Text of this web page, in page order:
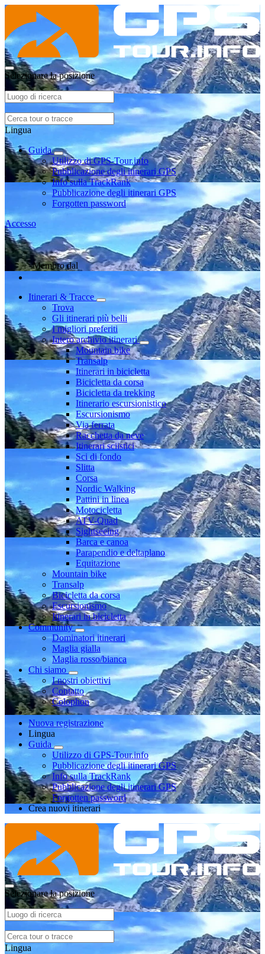
Selezionare la posizione
Lingua
Guida
Utilizzo di GPS-Tour.info
Pubblicazione degli itinerari GPS
Info sulla TrackRank
Pubblicazione degli itinerari GPS
Forgotten password
Accesso
Membro dal
Itinerari & Tracce
Trova
Gli itinerari più belli
I migliori preferiti
Intero archivio itinerari
Mountain bike
Transalp
Itinerari in bicicletta
Bicicletta da corsa
Bicicletta da trekking
Itinerario escursionistico
Escursionismo
Via ferrata
Racchetta da neve
Itinerari sciistici
Sci di fondo
Slitta
Corsa
Nordic Walking
Pattini in linea
Motocicletta
ATV-Quad
Sightseeing
Barca e canoa
Parapendio e deltaplano
Equitazione
Mountain bike
Transalp
Bicicletta da corsa
Escursionismo
Itinerari in bicicletta
Community
Dominatori itinerari
Maglia gialla
Maglia rosso/bianca
Chi siamo
I nostri obiettivi
Contatto
Colophon
Nuova registrazione
Lingua
Guida
Utilizzo di GPS-Tour.info
Pubblicazione degli itinerari GPS
Info sulla TrackRank
Pubblicazione degli itinerari GPS
Forgotten password
Crea nuovi itinerari
Selezionare la posizione
Lingua